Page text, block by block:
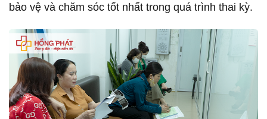
bảo vệ và chăm sóc tốt nhất trong quá trình thai kỳ.